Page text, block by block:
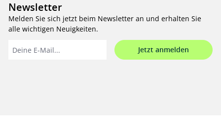
Newsletter
Melden Sie sich jetzt beim Newsletter an und erhalten Sie
alle wichtigen Neuigkeiten.
Jetzt anmelden